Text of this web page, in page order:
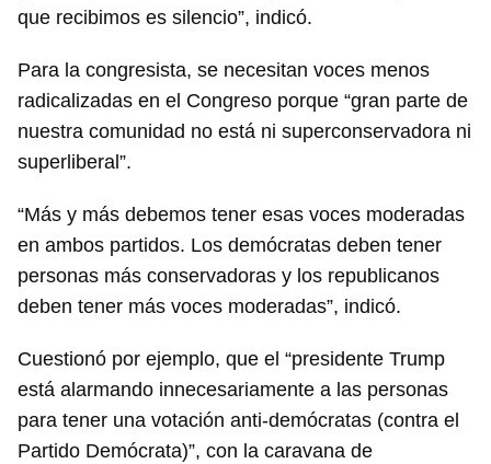
que recibimos es silencio”, indicó.
Para la congresista, se necesitan voces menos
radicalizadas en el Congreso porque “gran parte de
nuestra comunidad no está ni superconservadora ni
superliberal”.
“Más y más debemos tener esas voces moderadas
en ambos partidos. Los demócratas deben tener
personas más conservadoras y los republicanos
deben tener más voces moderadas”, indicó.
Cuestionó por ejemplo, que el “presidente Trump
está alarmando innecesariamente a las personas
para tener una votación anti-demócratas (contra el
Partido Demócrata)”, con la caravana de